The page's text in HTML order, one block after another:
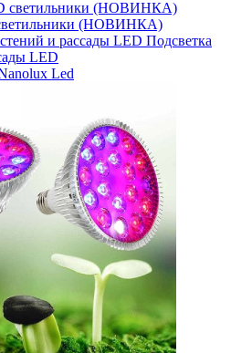
(НОВИНКА)
Подсветка
LED
Led